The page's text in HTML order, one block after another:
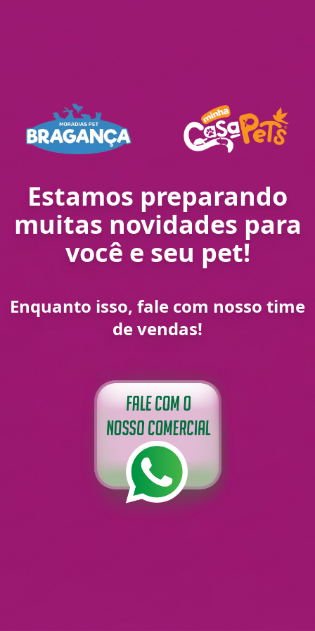
Estamos preparando
muitas novidades para
você e seu pet!
Enquanto isso, fale com nosso time
de vendas!